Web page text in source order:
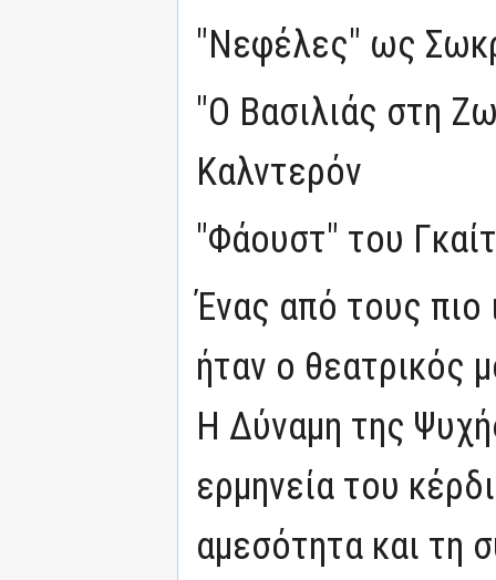
"Νεφέλες" ως
"Ο Βασιλιάς στη
Καλντερόν
"Φάουστ" του
Ένας από τους πιο
ήταν ο θεατρικός
Η Δύναμη της
ερμηνεία του
αμεσότητα και τη